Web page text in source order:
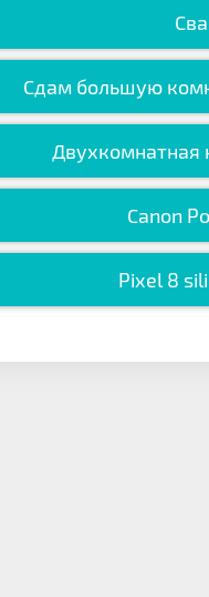
Сдам большую
Двухкомнатная
Canon
Pixel 8